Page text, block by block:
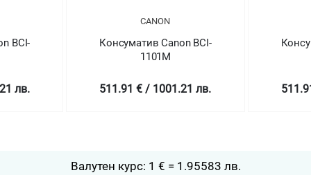
Canon BCI-
€ / 1001.21 лв.
Консуматив Canon BCI-
511.91 € / 1001.21 лв.
Валутен курс: 1 € = 1.95583 лв.